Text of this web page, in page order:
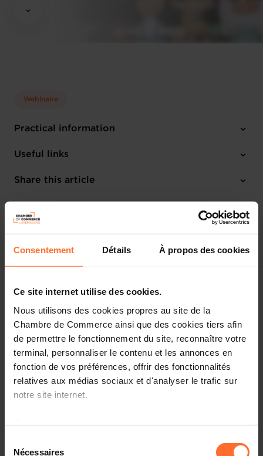
Consentement Détails À propos des cookies
Ce site internet utilise des cookies.
Nous utilisons des cookies propres au site de la
Chambre de Commerce ainsi que des cookies tiers afin
de permettre le fonctionnement du site, reconnaître votre
terminal, personnaliser le contenu et les annonces en
fonction de vos préférences, offrir des fonctionnalités
relatives aux médias sociaux et d'analyser le trafic sur
notre site internet.
à l’exception des cookies strictement nécessaires au
Nécessaires
Webinaire
Practical information
Wednesday 12 Mar 2025
En ligne
Useful links
Register here
Share this article
IMS propose que vous découvriez les résultats clés de